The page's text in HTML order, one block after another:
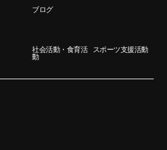
ブログ
社会活動・食育活
動
スポーツ支援活動